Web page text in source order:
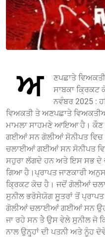
ਅ
ਣਪਛਾਤੇ
ਸਾਬਕਾ ਕ੍ਰਿਕਟ
ਨਵੰਬਰ 2025 :
ਵਿਅਕਤੀ ਤੇ ਅਣਪਛਾਤੇ
ਮਾਮਲਾ ਸਾਹਮਣੇ ਆਇਆ ਹੈ। ਕੌਣ
ਗਈਆਂ ਸਨ ਗੋਲੀਆਂ ਸੋਨੀਪਤ ਵਿਚ
ਚਲਾਈਆਂ ਗਈਆਂ ਸਨ ਸੋਨੀਪਤ
ਸਹੁਰਾ ਲੱਗਦੇ ਹਨ ਅਤੇ ਇਸ ਸਭ ਦੇ
ਗਿਆ ਹੈ।ਪ੍ਰਾਪਤ ਜਾਣਕਾਰੀ
ਕ੍ਰਿਕਟ ਕੋਚ ਹੈ। ਜਦੋਂ ਗੋਲੀਆਂ
ਸੁਨੀਲ ਭਰੋਸੇਯੋਗ ਸੂਤਰਾਂ ਤੋਂ
ਗੋਲੀਆਂ ਚਲਾਈਆਂ ਗਈਆਂ ਸਨ
ਜਾ ਰਹੇ ਸਨ ਤੇੇ ਉਸ ਵੇਲੇ ਸੁਨੀਲ ਜੋ
ਨਾਲ ਉਨ੍ਹ੍ਹਾਂ ਦੀ ਪਤਨੀ ਅਤੇ ਨੂੰਹ